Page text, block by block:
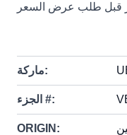
ماركة:
الجزء #:
ORIGIN: